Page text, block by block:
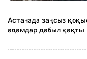
Астанада заңсыз
адамдар дабыл қақты